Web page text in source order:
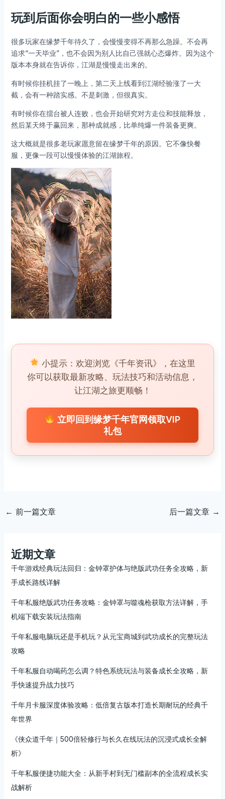
玩到后面你会明白的一些小感悟
很多玩家在缘梦千年待久了，会慢慢变得不再那么急躁。不会再
追求“一天毕业”，也不会因为别人比自己强就心态爆炸。因为这个
版本本身就在告诉你，江湖是慢慢走出来的。
有时候你挂机挂了一晚上，第二天上线看到江湖经验涨了一大
截，会有一种踏实感。不是刺激，但很真实。
有时候你在擂台被人连败，也会开始研究对方走位和技能释放，
然后某天终于赢回来，那种成就感，比单纯爆一件装备更爽。
这大概就是很多老玩家愿意留在缘梦千年的原因。它不像快餐
服，更像一段可以慢慢体验的江湖旅程。
小提示：欢迎浏览《千年资讯》，在这里
你可以获取最新攻略、玩法技巧和活动信息，
让江湖之旅更顺畅！
立即回到缘梦千年官网领取VIP
礼包
← 前一篇文章 后一篇文章 →
近期文章
千年游戏经典玩法回归：金钟罩护体与绝版武功任务全攻略，新
手成长路线详解
千年私服绝版武功任务攻略：金钟罩与噬魂枪获取方法详解，手
机端下载安装玩法指南
千年私服电脑玩还是手机玩？从元宝商城到武功成长的完整玩法
攻略
千年私服自动喝药怎么调？特色系统玩法与装备成长全攻略，新
手快速提升战力技巧
千年月卡服深度体验攻略：低倍复古版本打造长期耐玩的经典千
年世界
《侠众道千年｜500倍轻修行与长久在线玩法的沉浸式成长全解
析》
千年私服便捷功能大全：从新手村到无门槛副本的全流程成长实
战解析